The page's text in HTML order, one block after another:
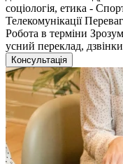
соціологія, етика -
Телекомунікації
Робота в терміни
усний переклад,
Консультація